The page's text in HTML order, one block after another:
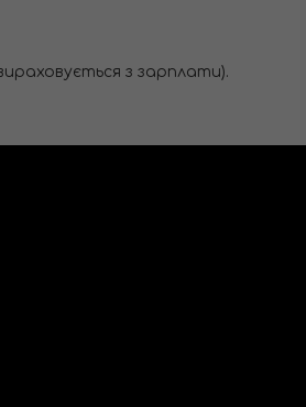
з зарплати).